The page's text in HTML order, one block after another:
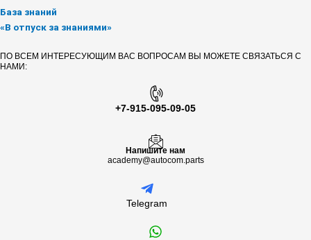
База знаний
«В отпуск за знаниями»
ПО ВСЕМ ИНТЕРЕСУЮЩИМ ВАС ВОПРОСАМ ВЫ МОЖЕТЕ СВЯЗАТЬСЯ С
НАМИ:
+7-915-095-09-05
Напишите нам
academy@autocom.parts
Telegram